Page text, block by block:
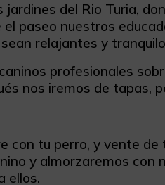
del Rio Turia,
paseo nuestros
relajantes y
profesionales
nos iremos de tapas,
con tu perro, y vente
y almorzaremos con
ellos.